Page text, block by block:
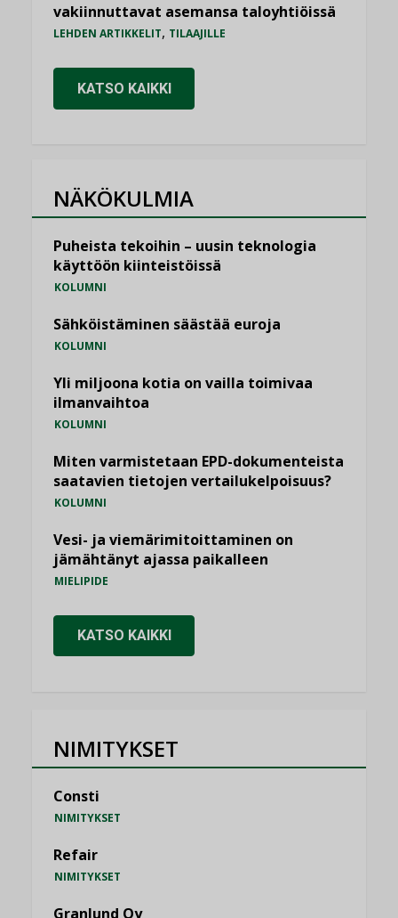
vakiinnuttavat asemansa taloyhtiöissä
LEHDEN ARTIKKELIT, TILAAJILLE
KATSO KAIKKI
NÄKÖKULMIA
Puheista tekoihin – uusin teknologia
käyttöön kiinteistöissä
KOLUMNI
Sähköistäminen säästää euroja
KOLUMNI
Yli miljoona kotia on vailla toimivaa
ilmanvaihtoa
KOLUMNI
Miten varmistetaan EPD-dokumenteista
saatavien tietojen vertailukelpoisuus?
KOLUMNI
Vesi- ja viemärimitoittaminen on
jämähtänyt ajassa paikalleen
MIELIPIDE
KATSO KAIKKI
NIMITYKSET
Consti
NIMITYKSET
Refair
NIMITYKSET
Granlund Oy